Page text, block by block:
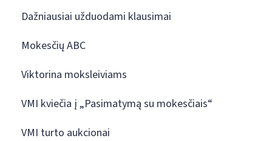
Dažniausiai užduodami klausimai
Mokesčių ABC
Viktorina moksleiviams
VMI kviečia į „Pasimatymą su mokesčiais“
VMI turto aukcionai